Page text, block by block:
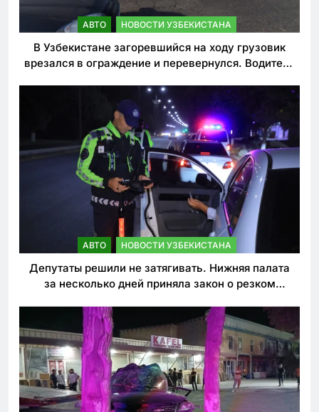
АВТО НОВОСТИ УЗБЕКИСТАНА
В Узбекистане загоревшийся на ходу грузовик
врезался в ограждение и перевернулся. Водитель
АВТО НОВОСТИ УЗБЕКИСТАНА
Депутаты решили не затягивать. Нижняя палата
за несколько дней приняла закон о резком